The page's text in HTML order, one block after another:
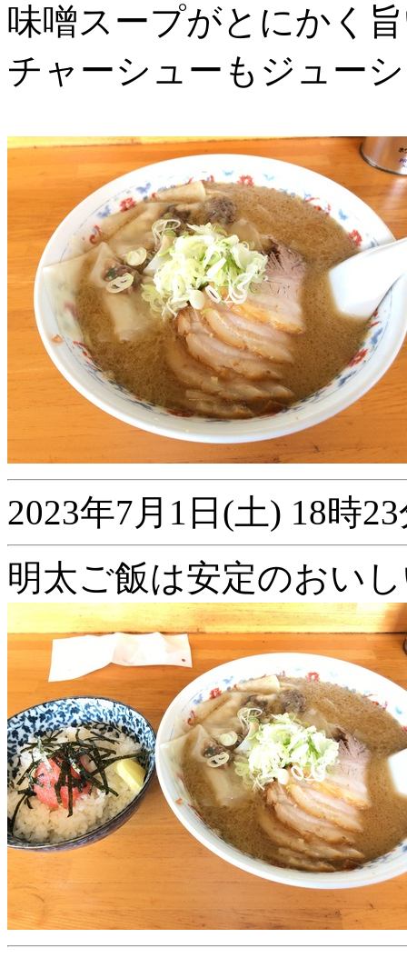
味噌スープがとにかく
チャーシューもジュー
2023年7月1日(土) 18時
明太ご飯は安定のおい